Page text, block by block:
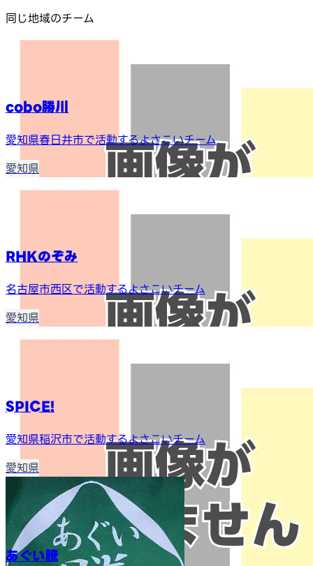
同じ地域のチーム
cobo勝川
愛知県春日井市で活動するよさこいチーム
愛知県
RHKのぞみ
名古屋市西区で活動するよさこいチーム
愛知県
SPICE!
愛知県稲沢市で活動するよさこいチーム
愛知県
あぐい騰